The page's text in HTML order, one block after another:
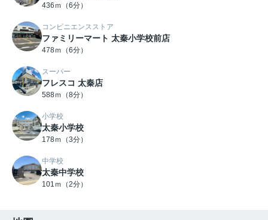
436ｍ（6分）
コンビニエンスストア
ファミリーマート 太秦小学校前店
478ｍ（6分）
スーパー
フレスコ 太秦店
588ｍ（8分）
小学校
太秦小学校
178ｍ（3分）
中学校
太秦中学校
101ｍ（2分）